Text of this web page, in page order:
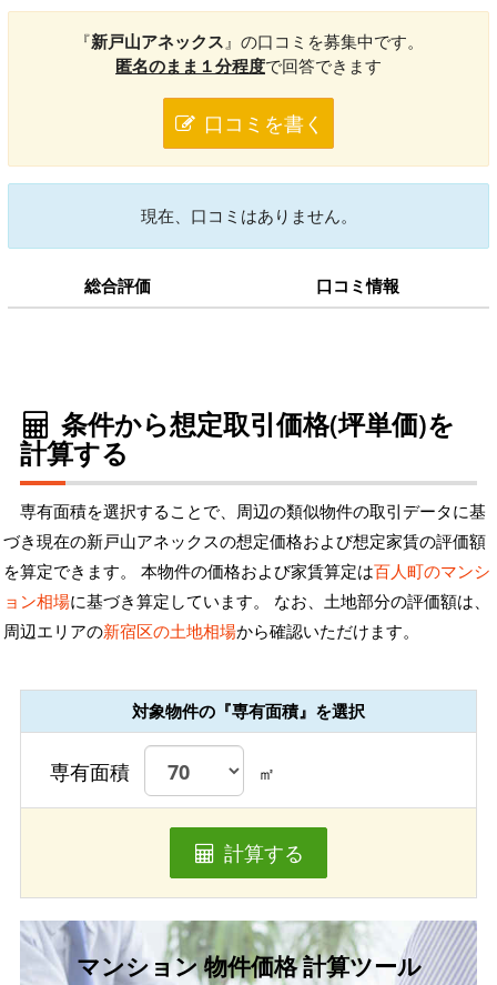
『新戸山アネックス』の口コミを募集中です。
匿名のまま１分程度で回答できます
口コミを書く
現在、口コミはありません。
総合評価 口コミ情報
条件から想定取引価格(坪単価)を
計算する
専有面積を選択することで、周辺の類似物件の取引データに基
づき現在の新戸山アネックスの想定価格および想定家賃の評価額
を算定できます。 本物件の価格および家賃算定は百人町のマンシ
ョン相場に基づき算定しています。 なお、土地部分の評価額は、
周辺エリアの新宿区の土地相場から確認いただけます。
対象物件の『専有面積』を選択
専有面積 ㎡
計算する
マンション 物件価格 計算ツール